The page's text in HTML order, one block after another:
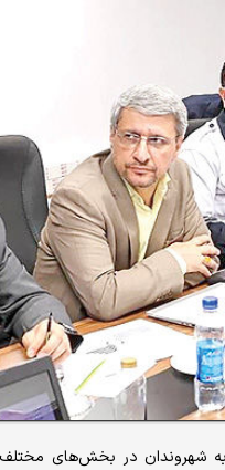
به شهروندان در بخش‌های